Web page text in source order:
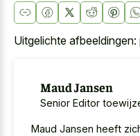
Uitgelichte afbeeldingen:
Maud Jansen
Senior Editor
Maud Jansen heeft